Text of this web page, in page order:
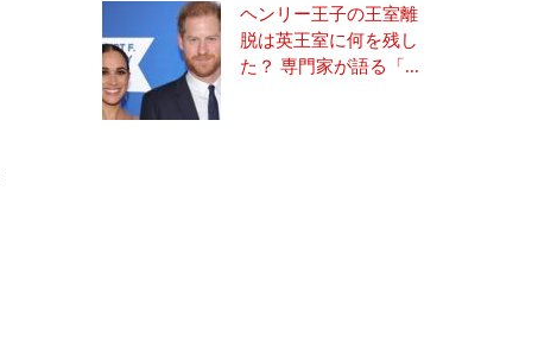
ヘンリー王子の王室離
脱は英王室に何を残し
た？ 専門家が語る「...